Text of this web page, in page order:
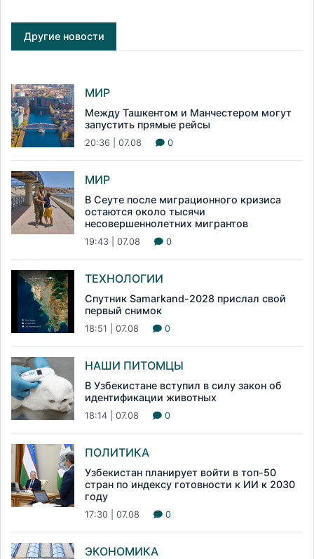
Другие новости
МИР
Между Ташкентом и Манчестером могут
запустить прямые рейсы
20:36 | 07.08 0
МИР
В Сеуте после миграционного кризиса
остаются около тысячи
несовершеннолетних мигрантов
19:43 | 07.08 0
ТЕХНОЛОГИИ
Спутник Samarkand-2028 прислал свой
первый снимок
18:51 | 07.08 0
НАШИ ПИТОМЦЫ
В Узбекистане вступил в силу закон об
идентификации животных
18:14 | 07.08 0
ПОЛИТИКА
Узбекистан планирует войти в топ-50
стран по индексу готовности к ИИ к 2030
году
17:30 | 07.08 0
ЭКОНОМИКА